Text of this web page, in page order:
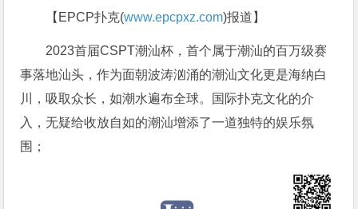
【EPCP扑克(www.epcpxz.com)报道】
2023首届CSPT潮汕杯，首个属于潮汕的百万级赛
事落地汕头，作为面朝波涛汹涌的潮汕文化更是海纳白
川，吸取众长，如潮水遍布全球。国际扑克文化的介
入，无疑给收放自如的潮汕增添了一道独特的娱乐氛
围；